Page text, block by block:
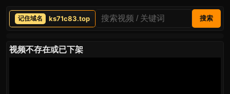
ks71c83.top 搜索
视频不存在或已下架